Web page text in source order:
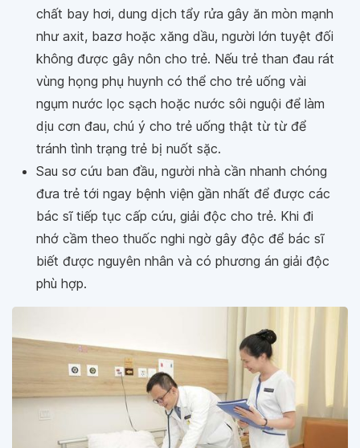
chất bay hơi, dung dịch tẩy rửa gây ăn mòn mạnh
như axit, bazơ hoặc xăng dầu, người lớn tuyệt đối
không được gây nôn cho trẻ. Nếu trẻ than đau rát
vùng họng phụ huynh có thể cho trẻ uống vài
ngụm nước lọc sạch hoặc nước sôi nguội để làm
dịu cơn đau, chú ý cho trẻ uống thật từ từ để
tránh tình trạng trẻ bị nuốt sặc.
Sau sơ cứu ban đầu, người nhà cần nhanh chóng
đưa trẻ tới ngay bệnh viện gần nhất để được các
bác sĩ tiếp tục cấp cứu, giải độc cho trẻ. Khi đi
nhớ cầm theo thuốc nghi ngờ gây độc để bác sĩ
biết được nguyên nhân và có phương án giải độc
phù hợp.